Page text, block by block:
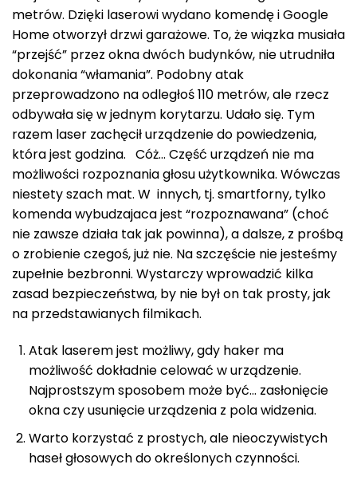
metrów. Dzięki laserowi wydano komendę i Google
Home otworzył drzwi garażowe. To, że wiązka musiała
“przejść” przez okna dwóch budynków, nie utrudniła
dokonania “włamania”. Podobny atak
przeprowadzono na odległoś 110 metrów, ale rzecz
odbywała się w jednym korytarzu. Udało się. Tym
razem laser zachęcił urządzenie do powiedzenia,
która jest godzina. Cóż… Część urządzeń nie ma
możliwości rozpoznania głosu użytkownika. Wówczas
niestety szach mat. W innych, tj. smartforny, tylko
komenda wybudzajaca jest “rozpoznawana” (choć
nie zawsze działa tak jak powinna), a dalsze, z prośbą
o zrobienie czegoś, już nie. Na szczęście nie jesteśmy
zupełnie bezbronni. Wystarczy wprowadzić kilka
zasad bezpieczeństwa, by nie był on tak prosty, jak
na przedstawianych filmikach.
Atak laserem jest możliwy, gdy haker ma
możliwość dokładnie celować w urządzenie.
Najprostszym sposobem może być… zasłonięcie
okna czy usunięcie urządzenia z pola widzenia.
Warto korzystać z prostych, ale nieoczywistych
haseł głosowych do określonych czynności.